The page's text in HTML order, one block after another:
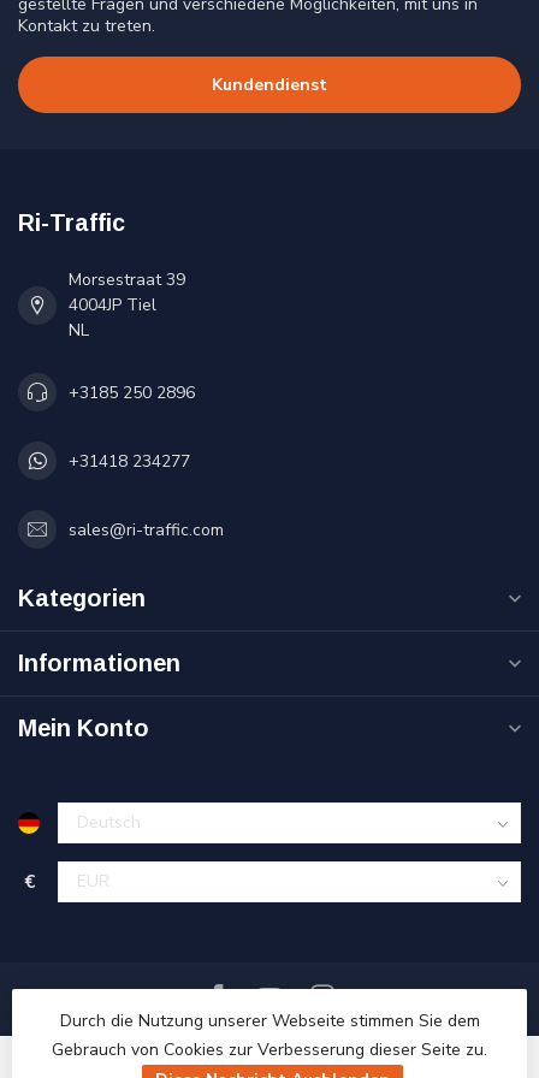
Kontakt zu treten.
Kundendienst
Ri-Traffic
Morsestraat 39
4004JP Tiel
NL
+3185 250 2896
+31418 234277
sales@ri-traffic.com
Kategorien
Informationen
Mein Konto
€
Durch die Nutzung unserer Webseite stimmen Sie dem
Gebrauch von Cookies zur Verbesserung dieser Seite zu.